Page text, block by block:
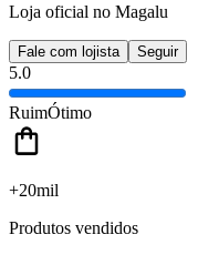
Loja oficial no Magalu
Fale com lojista Seguir
5.0
RuimÓtimo
+20mil
Produtos vendidos